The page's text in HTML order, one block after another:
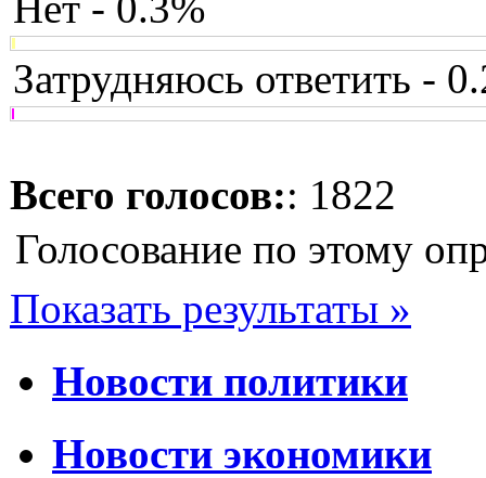
Затрудняюсь ответить -
Всего голосов:: 1822
Голосование по этому
Показать результаты »
Новости политики
Новости экономики